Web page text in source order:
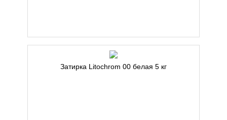
Затирка Litochrom 00 белая 5 кг